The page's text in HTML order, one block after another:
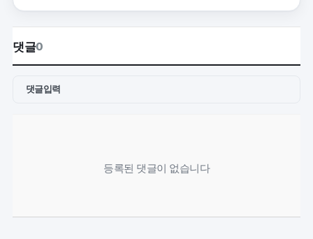
댓글0
댓글입력
등록된 댓글이 없습니다